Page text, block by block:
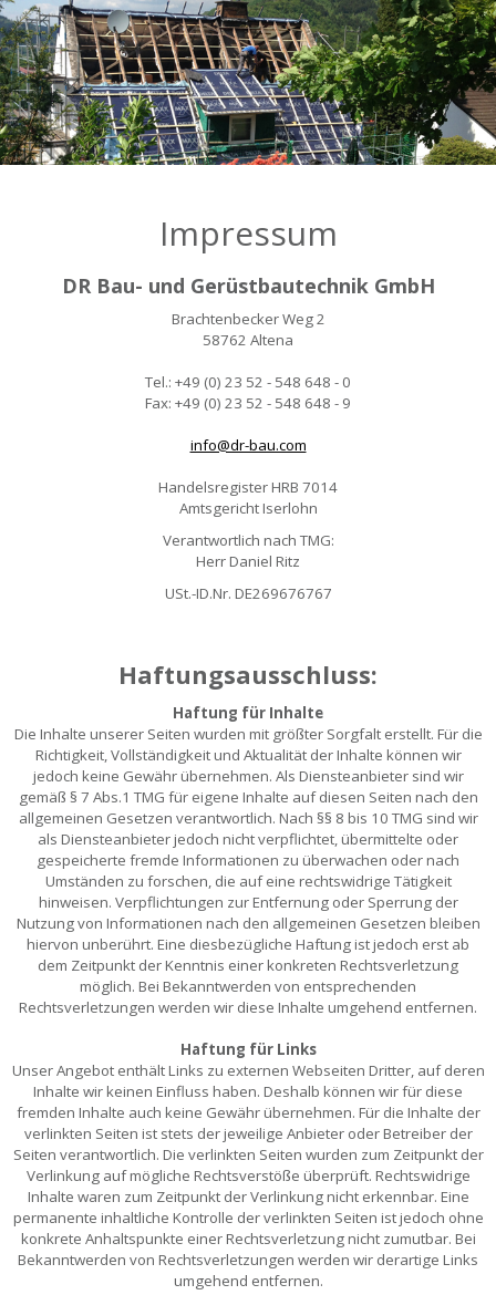
Impressum
DR Bau- und Gerüstbautechnik GmbH
Brachtenbecker Weg 2
58762 Altena
Tel.: +49 (0) 23 52 - 548 648 - 0
Fax: +49 (0) 23 52 - 548 648 - 9
info@dr-bau.com
Handelsregister HRB 7014
Amtsgericht Iserlohn
Verantwortlich nach TMG:
Herr Daniel Ritz
USt.-ID.Nr. DE269676767
Haftungsausschluss:
Haftung für Inhalte
Die Inhalte unserer Seiten wurden mit größter Sorgfalt erstellt. Für die
Richtigkeit, Vollständigkeit und Aktualität der Inhalte können wir
jedoch keine Gewähr übernehmen. Als Diensteanbieter sind wir
gemäß § 7 Abs.1 TMG für eigene Inhalte auf diesen Seiten nach den
allgemeinen Gesetzen verantwortlich. Nach §§ 8 bis 10 TMG sind wir
als Diensteanbieter jedoch nicht verpflichtet, übermittelte oder
gespeicherte fremde Informationen zu überwachen oder nach
Umständen zu forschen, die auf eine rechtswidrige Tätigkeit
hinweisen. Verpflichtungen zur Entfernung oder Sperrung der
Nutzung von Informationen nach den allgemeinen Gesetzen bleiben
hiervon unberührt. Eine diesbezügliche Haftung ist jedoch erst ab
dem Zeitpunkt der Kenntnis einer konkreten Rechtsverletzung
möglich. Bei Bekanntwerden von entsprechenden
Rechtsverletzungen werden wir diese Inhalte umgehend entfernen.
Haftung für Links
Unser Angebot enthält Links zu externen Webseiten Dritter, auf deren
Inhalte wir keinen Einfluss haben. Deshalb können wir für diese
fremden Inhalte auch keine Gewähr übernehmen. Für die Inhalte der
verlinkten Seiten ist stets der jeweilige Anbieter oder Betreiber der
Seiten verantwortlich. Die verlinkten Seiten wurden zum Zeitpunkt der
Verlinkung auf mögliche Rechtsverstöße überprüft. Rechtswidrige
Inhalte waren zum Zeitpunkt der Verlinkung nicht erkennbar. Eine
permanente inhaltliche Kontrolle der verlinkten Seiten ist jedoch ohne
konkrete Anhaltspunkte einer Rechtsverletzung nicht zumutbar. Bei
Bekanntwerden von Rechtsverletzungen werden wir derartige Links
umgehend entfernen.